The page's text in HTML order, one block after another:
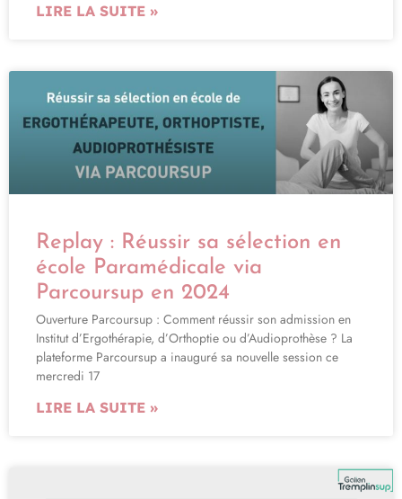
LIRE LA SUITE »
Replay : Réussir sa sélection en
école Paramédicale via
Parcoursup en 2024
Ouverture Parcoursup : Comment réussir son admission en
Institut d’Ergothérapie, d’Orthoptie ou d’Audioprothèse ? La
plateforme Parcoursup a inauguré sa nouvelle session ce
mercredi 17
LIRE LA SUITE »